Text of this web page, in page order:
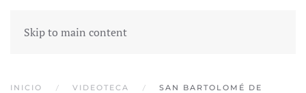
Skip to main content
INICIO VIDEOTECA
SAN BARTOLOMÉ DE